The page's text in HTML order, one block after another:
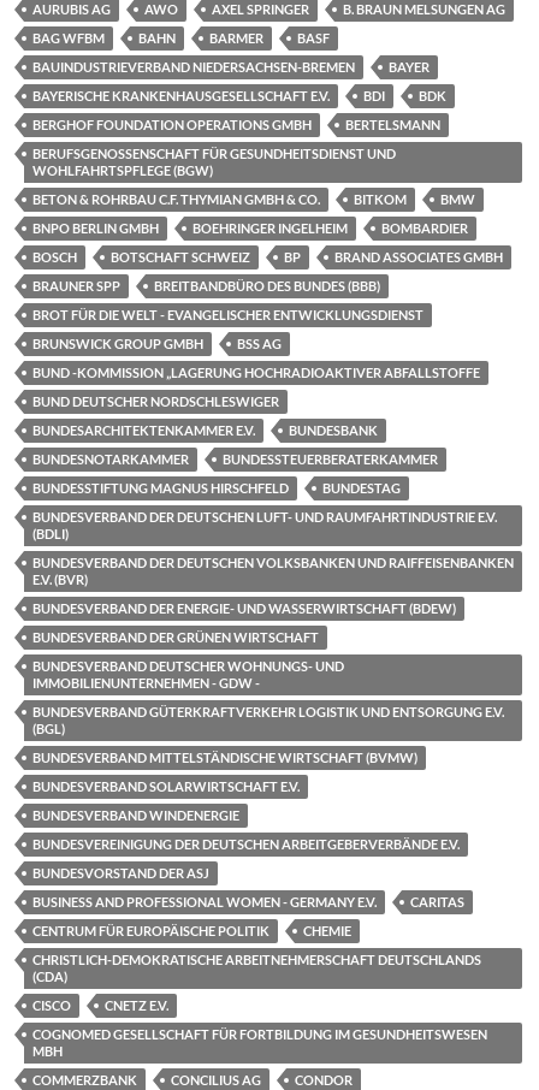
AURUBIS AG
AWO AXEL SPRINGER
B. BRAUN MELSUNGEN AG
BAG WFBM
BAHN BARMER
BASF
BAUINDUSTRIEVERBAND NIEDERSACHSEN-BREMEN
BAYER
BAYERISCHE KRANKENHAUSGESELLSCHAFT E.V.
BDI
BDK
BERGHOF FOUNDATION OPERATIONS GMBH
BERTELSMANN
BERUFSGENOSSENSCHAFT FÜR GESUNDHEITSDIENST UND
WOHLFAHRTSPFLEGE (BGW)
BETON & ROHRBAU C.F. THYMIAN GMBH & CO.
BITKOM
BMW
BNPO BERLIN GMBH
BOEHRINGER INGELHEIM
BOMBARDIER
BOSCH
BOTSCHAFT SCHWEIZ BP
BRAND ASSOCIATES GMBH
BRAUNER SPP
BREITBANDBÜRO DES BUNDES (BBB)
BROT FÜR DIE WELT - EVANGELISCHER ENTWICKLUNGSDIENST
BRUNSWICK GROUP GMBH
BSS AG
BUND -KOMMISSION „LAGERUNG HOCHRADIOAKTIVER ABFALLSTOFFE
BUND DEUTSCHER NORDSCHLESWIGER
BUNDESARCHITEKTENKAMMER E.V.
BUNDESBANK
BUNDESNOTARKAMMER
BUNDESSTEUERBERATERKAMMER
BUNDESSTIFTUNG MAGNUS HIRSCHFELD
BUNDESTAG
BUNDESVERBAND DER DEUTSCHEN LUFT- UND RAUMFAHRTINDUSTRIE E.V.
(BDLI)
BUNDESVERBAND DER DEUTSCHEN VOLKSBANKEN UND RAIFFEISENBANKEN
E.V. (BVR)
BUNDESVERBAND DER ENERGIE- UND WASSERWIRTSCHAFT (BDEW)
BUNDESVERBAND DER GRÜNEN WIRTSCHAFT
BUNDESVERBAND DEUTSCHER WOHNUNGS- UND
IMMOBILIENUNTERNEHMEN - GDW -
BUNDESVERBAND GÜTERKRAFTVERKEHR LOGISTIK UND ENTSORGUNG E.V.
(BGL)
BUNDESVERBAND MITTELSTÄNDISCHE WIRTSCHAFT (BVMW)
BUNDESVERBAND SOLARWIRTSCHAFT E.V.
BUNDESVERBAND WINDENERGIE
BUNDESVEREINIGUNG DER DEUTSCHEN ARBEITGEBERVERBÄNDE E.V.
BUNDESVORSTAND DER ASJ
BUSINESS AND PROFESSIONAL WOMEN - GERMANY E.V.
CARITAS
CENTRUM FÜR EUROPÄISCHE POLITIK
CHEMIE
CHRISTLICH-DEMOKRATISCHE ARBEITNEHMERSCHAFT DEUTSCHLANDS
(CDA)
CISCO
CNETZ E.V.
COGNOMED GESELLSCHAFT FÜR FORTBILDUNG IM GESUNDHEITSWESEN
MBH
COMMERZBANK
CONCILIUS AG
CONDOR